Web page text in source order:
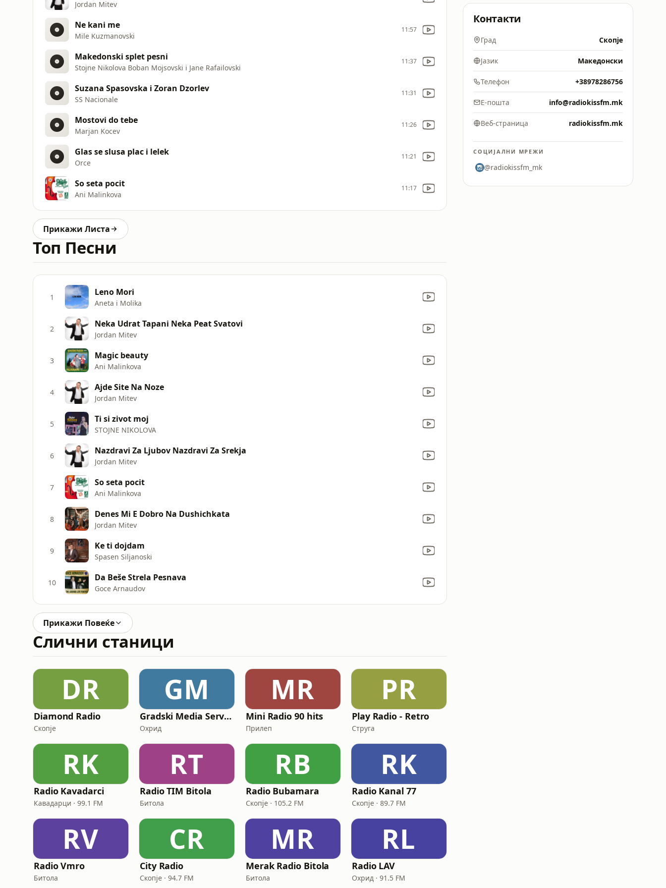
Jordan Mitev
Ne kani me
Mile Kuzmanovski
11:57
Makedonski splet pesni
Stojne Nikolova Boban Mojsovski i Jane Rafailovski
11:37
Suzana Spasovska i Zoran Dzorlev
SS Nacionale
11:31
Mostovi do tebe
Marjan Kocev
11:26
Glas se slusa plac i lelek
Orce
11:21
So seta pocit
Ani Malinkova
11:17
Прикажи Листа
Топ Песни
1 Leno Mori
Aneta i Molika
2 Neka Udrat Tapani Neka Peat Svatovi
Jordan Mitev
3 Magic beauty
Ani Malinkova
4 Ajde Site Na Noze
Jordan Mitev
5 Ti si zivot moj
STOJNE NIKOLOVA
6 Nazdravi Za Ljubov Nazdravi Za Srekja
Jordan Mitev
7 So seta pocit
Ani Malinkova
8 Denes Mi E Dobro Na Dushichkata
Jordan Mitev
9 Ke ti dojdam
Spasen Siljanoski
10 Da Beše Strela Pesnava
Goce Arnaudov
Прикажи Повеќе
Слични станици
DR
Diamond Radio
Скопје
GM
Gradski Media Service
Охрид
MR
Mini Radio 90 hits
Прилеп
PR
Play Radio - Retro
Струга
RK
Radio Kavadarci
Кавадарци · 99.1 FM
RT
Radio TIM Bitola
Битола
RB
Radio Bubamara
Скопје · 105.2 FM
RK
Radio Kanal 77
Скопје · 89.7 FM
RV
Radio Vmro
Битола
CR
City Radio
Скопје · 94.7 FM
MR
Merak Radio Bitola
Битола
RL
Radio LAV
Охрид · 91.5 FM
Контакти
Град Скопје
Јазик Македонски
Телефон +38978286756
Е-пошта info@radiokissfm.mk
Веб-страница radiokissfm.mk
СОЦИЈАЛНИ МРЕЖИ
@radiokissfm_mk